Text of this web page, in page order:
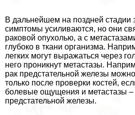
В дальнейшем на поздней стадии
симптомы усиливаются, но они
paковой опухолью, а с
глубоко в ткани организма.
легких могут выражаться через
него проникнут метастазы.
paк предстательной железы
только после проверки костей,
болевые ощущения и метастазы –
предстательной железы.